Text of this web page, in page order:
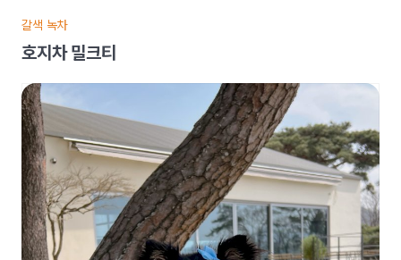
갈색 녹차​​​​​
호지차 밀크티